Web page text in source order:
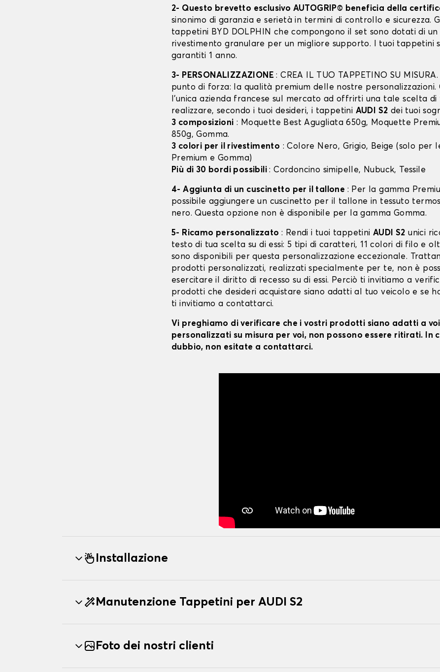
2- Questo brevetto esclusivo AUTOGRIP© beneficia della
sinonimo di garanzia e serietà in termini di controllo e sicurezza.
tappetini BYD DOLPHIN che compongono il set sono dotati di un
rivestimento granulare per un migliore supporto. I tuoi tappetini
garantiti 1 anno.
3- PERSONALIZZAZIONE: CREA IL TUO TAPPETINO SU
punto di forza: la qualità premium delle nostre personalizzazioni.
l’unica azienda francese sul mercato ad offrirti una tale scelta
realizzare, secondo i tuoi desideri, i tappetini AUDI S2 dei tuoi
3 composizioni : Moquette Best Agugliata 650g, Moquette
850g, Gomma.
3 colori per il rivestimento : Colore Nero, Grigio, Beige (solo per
Premium e Gomma)
Più di 30 bordi possibili: Cordoncino simipelle, Nubuck, Tessile
4- Aggiunta di un cuscinetto per il tallone : Per la gamma
possibile aggiungere un cuscinetto per il tallone in tessuto
nero. Questa opzione non è disponibile per la gamma Gomma.
5- Ricamo personalizzato : Rendi i tuoi tappetini AUDI S2 unici
testo di tua scelta su di essi: 5 tipi di caratteri, 11 colori di filo e
sono disponibili per questa personalizzazione eccezionale.
prodotti personalizzati, realizzati specialmente per te, non è
esercitare il diritto di recesso su di essi. Perciò ti invitiamo a
prodotti che desideri acquistare siano adatti al tuo veicolo e se
ti invitiamo a contattarci.
Vi preghiamo di verificare che i vostri prodotti siano adatti a
personalizzati su misura per voi, non possono essere ritirati. In
dubbio, non esitate a contattarci.
Installazione
Manutenzione Tappetini per AUDI S2
Foto dei nostri clienti